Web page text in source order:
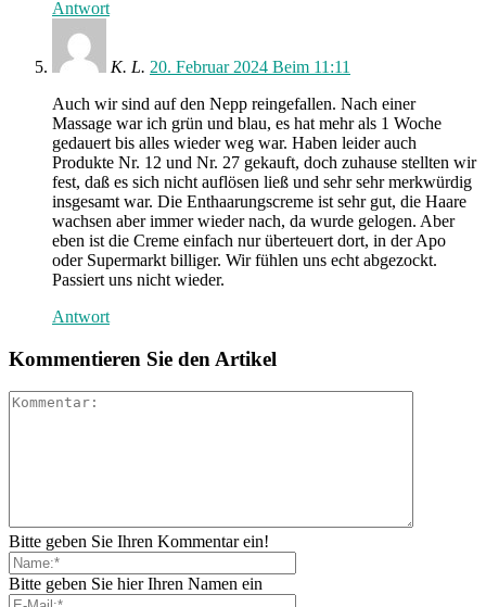
Antwort
K. L. 20. Februar 2024 Beim 11:11
Auch wir sind auf den Nepp reingefallen. Nach einer
Massage war ich grün und blau, es hat mehr als 1 Woche
gedauert bis alles wieder weg war. Haben leider auch
Produkte Nr. 12 und Nr. 27 gekauft, doch zuhause stellten wir
fest, daß es sich nicht auflösen ließ und sehr sehr merkwürdig
insgesamt war. Die Enthaarungscreme ist sehr gut, die Haare
wachsen aber immer wieder nach, da wurde gelogen. Aber
eben ist die Creme einfach nur überteuert dort, in der Apo
oder Supermarkt billiger. Wir fühlen uns echt abgezockt.
Passiert uns nicht wieder.
Antwort
Kommentieren Sie den Artikel
Bitte geben Sie Ihren Kommentar ein!
Bitte geben Sie hier Ihren Namen ein